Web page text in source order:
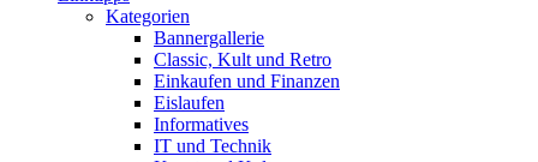
Kategorien
Bannergallerie
Classic, Kult und Retro
Einkaufen und Finanzen
Eislaufen
Informatives
IT und Technik